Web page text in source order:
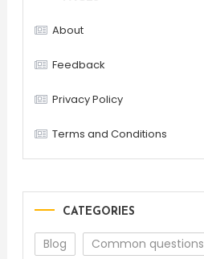
About
Feedback
Privacy Policy
Terms and Conditions
CATEGORIES
Blog Common questions